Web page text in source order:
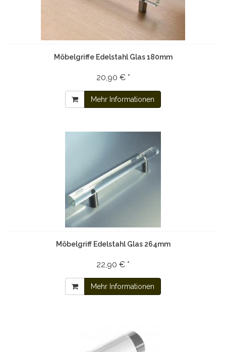
Möbelgriffe Edelstahl Glas 180mm
20,90 € *
Mehr Informationen
Möbelgriff Edelstahl Glas 264mm
22,90 € *
Mehr Informationen